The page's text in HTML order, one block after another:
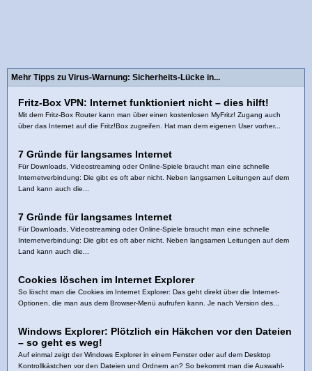
Mehr Tipps zu Virus-Warnung: Sicherheits-Lücke in...
Fritz-Box VPN: Internet funktioniert nicht – dies hilft!
Mit dem Fritz-Box Router kann man über einen kostenlosen MyFritz! Zugang auch
über das Internet auf die Fritz!Box zugreifen. Hat man dem eigenen User vorher...
7 Gründe für langsames Internet
Für Downloads, Videostreaming oder Online-Spiele braucht man eine schnelle
Internetverbindung: Die gibt es oft aber nicht. Neben langsamen Leitungen auf dem
Land kann auch die...
7 Gründe für langsames Internet
Für Downloads, Videostreaming oder Online-Spiele braucht man eine schnelle
Internetverbindung: Die gibt es oft aber nicht. Neben langsamen Leitungen auf dem
Land kann auch die...
Cookies löschen im Internet Explorer
So löscht man die Cookies im Internet Explorer: Das geht direkt über die Internet-
Optionen, die man aus dem Browser-Menü aufrufen kann. Je nach Version des...
Windows Explorer: Plötzlich ein Häkchen vor den Dateien
– so geht es weg!
Auf einmal zeigt der Windows Explorer in einem Fenster oder auf dem Desktop
Kontrollkästchen vor den Dateien und Ordnern an? So bekommt man die Auswahl-